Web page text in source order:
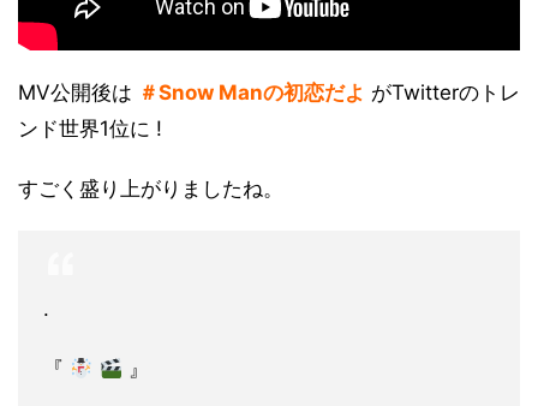
MV公開後は ＃Snow Manの初恋だよ がTwitterのトレ
ンド世界1位に !
すごく盛り上がりましたね。
.
『 』